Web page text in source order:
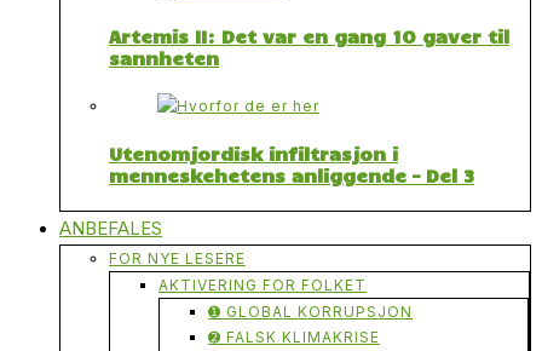
Artemis II: Det var en gang 10 gaver til
sannheten
Utenomjordisk infiltrasjon i
menneskehetens anliggende – Del 3
ANBEFALES
FOR NYE LESERE
AKTIVERING FOR FOLKET
➊ GLOBAL KORRUPSJON
➋ FALSK KLIMAKRISE